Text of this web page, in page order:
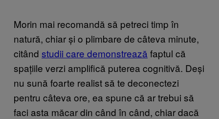
Morin mai recomandă să petreci timp în
natură, chiar și o plimbare de câteva minute,
citând studii care demonstrează faptul că
spațiile verzi amplifică puterea cognitivă. Deși
nu sună foarte realist să te deconectezi
pentru câteva ore, ea spune că ar trebui să
faci asta măcar din când în când, chiar dacă